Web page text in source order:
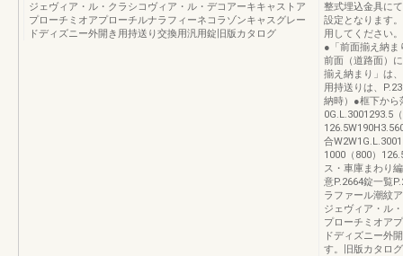
ジェヴィア・ル・クラシコヴィア・ル・デコアーキキャストア
プローチミオアプローチルナラフィーネコラゾンキャスグレー
ドディズニー外開き用持送り交換用汎用錠旧版カタログ
整式埋込金具に
設定となります
用してください
●「前面揃え納ま
前面（道路面）
揃え納まり」は
用持送りは、
納時）●框下か
0G.L.3001293.5
合
1000（800）
ス・車庫まわり
意P.2664錠一覧
ラファール潮紋
ジェヴィア・ル
プローチミオア
ドディズニー外
す。旧版カタログ